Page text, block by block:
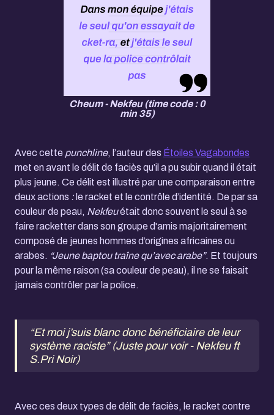
Cheum - Nekfeu (time code : 0
min 35)
Avec cette punchline, l’auteur des Étoiles Vagabondes
met en avant le délit de faciès qu’il a pu subir quand il était
plus jeune. Ce délit est illustré par une comparaison entre
deux actions : le racket et le contrôle d’identité. De par sa
couleur de peau, Nekfeuétait donc souvent le seul à se
faire racketter dans son groupe d'amis majoritairement
composé de jeunes hommes d’origines africaines ou
arabes. “Jeune baptou traîne qu’avec arabe”. Et toujours
pour la même raison (sa couleur de peau), il ne se faisait
jamais contrôler par la police.
“Et moi j’suis blanc donc bénéficiaire de leur
système raciste” (Juste pour voir - Nekfeu ft
S.Pri Noir)
Avec ces deux types de délit de faciès, le racket contre